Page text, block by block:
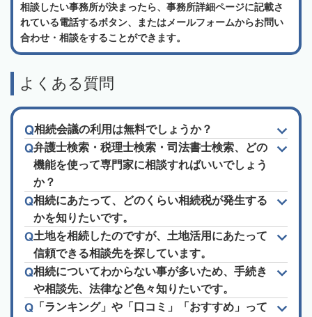
相談したい事務所が決まったら、事務所詳細ページに記載さ
れている電話するボタン、またはメールフォームからお問い
合わせ・相談をすることができます。
よくある質問
相続会議の利用は無料でしょうか？
弁護士検索・税理士検索・司法書士検索、どの
機能を使って専門家に相談すればいいでしょう
か？
相続にあたって、どのくらい相続税が発生する
かを知りたいです。
土地を相続したのですが、土地活用にあたって
信頼できる相談先を探しています。
相続についてわからない事が多いため、手続き
や相談先、法律など色々知りたいです。
「ランキング」や「口コミ」「おすすめ」って